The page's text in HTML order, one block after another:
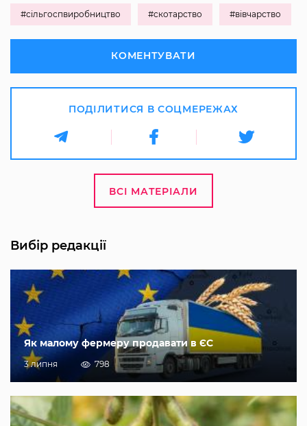
#сільгоспвиробництво #скотарство #вівчарство
КОМЕНТУВАТИ
ПОДІЛИТИСЯ В СОЦМЕРЕЖАХ
ВСІ МАТЕРІАЛИ
Вибір редакції
Як малому фермеру продавати в ЄС
3 липня 798